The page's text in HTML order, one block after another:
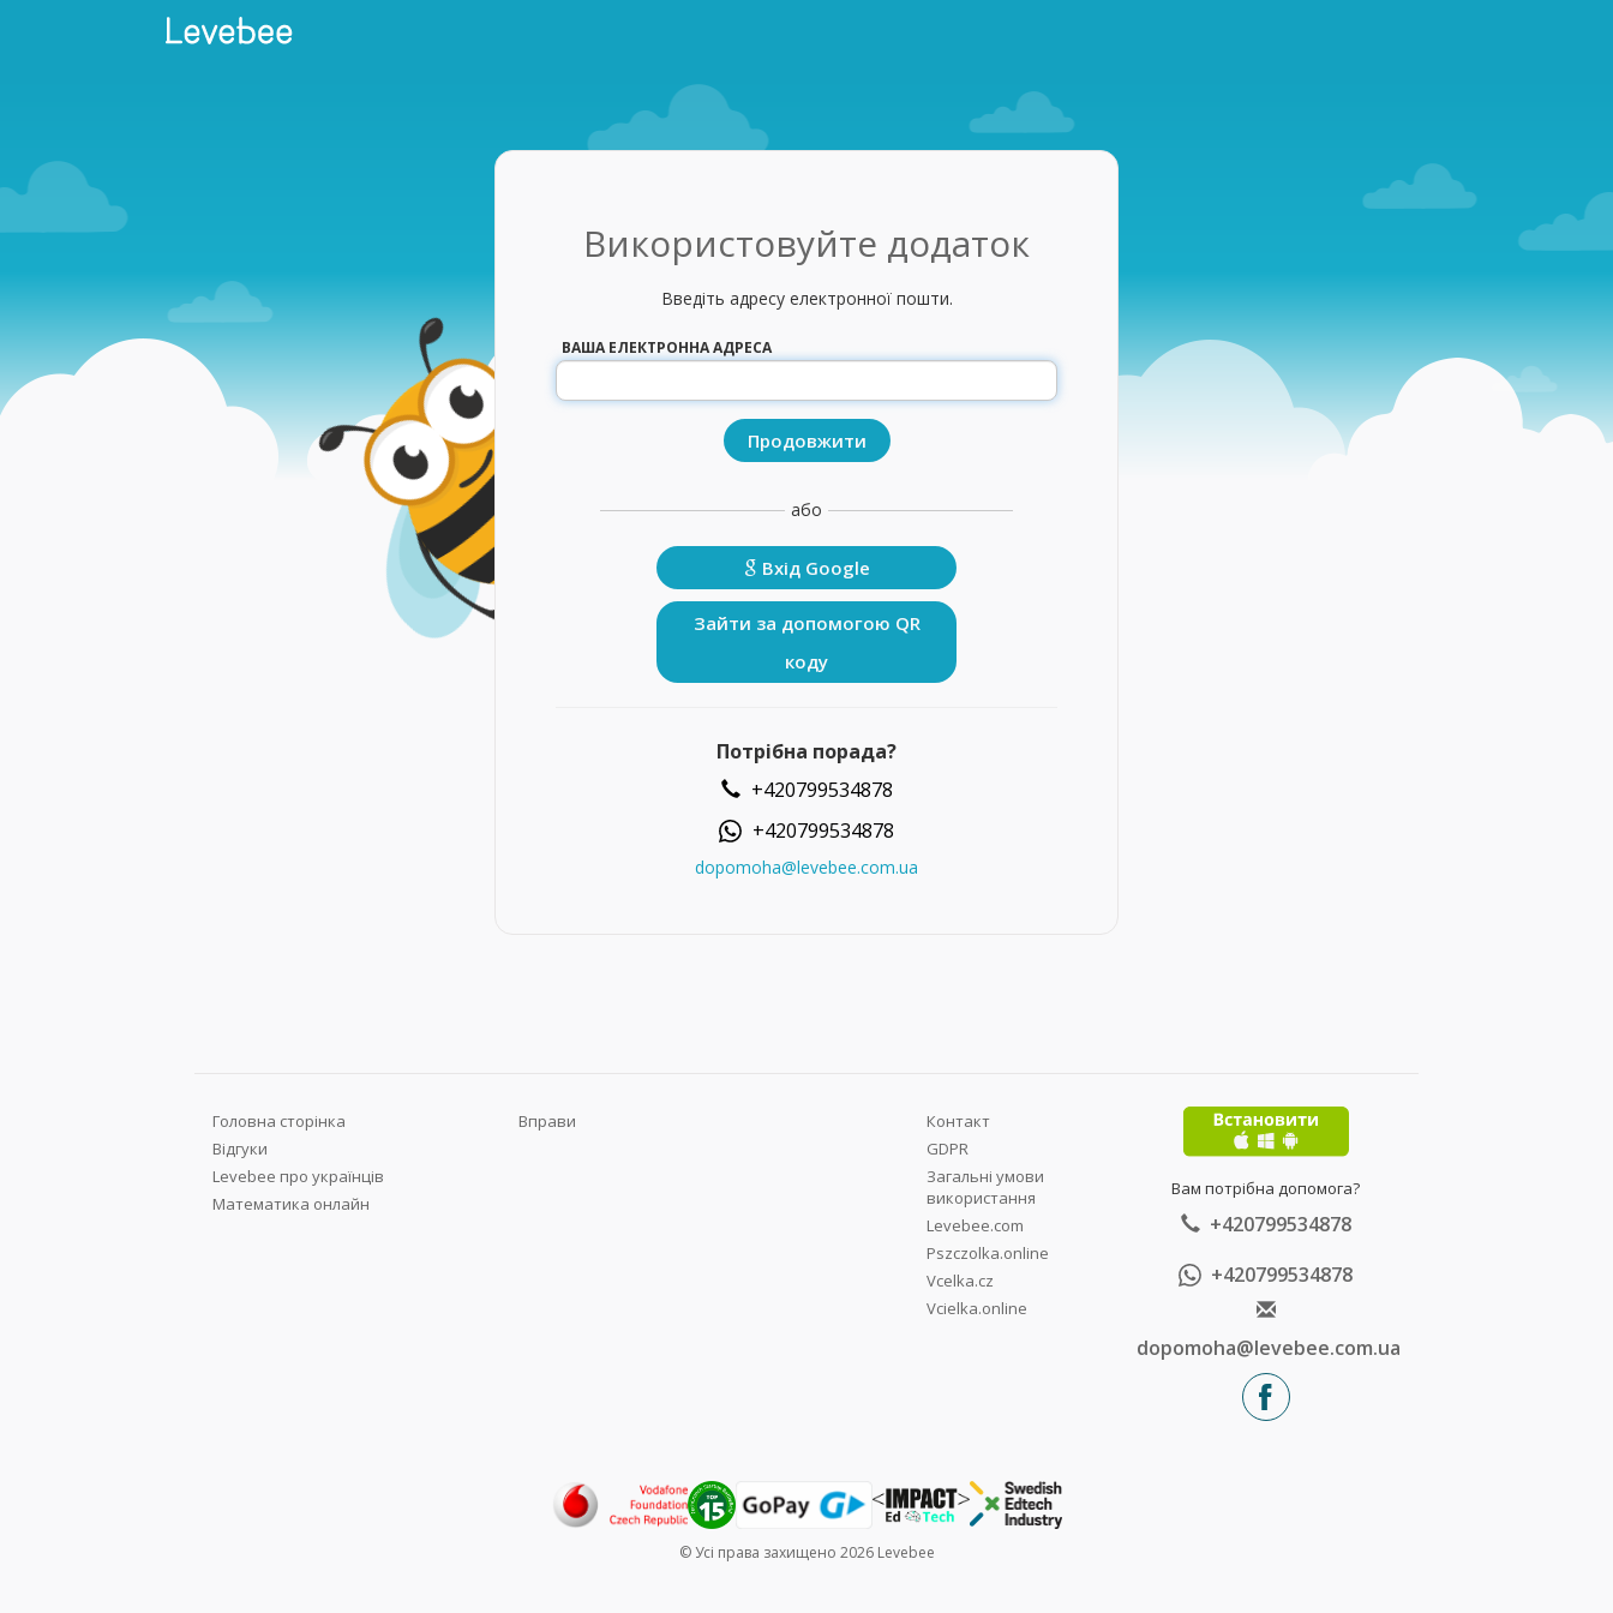
Використовуйте додаток
Введіть адресу електронної пошти.
ВАША ЕЛЕКТРОННА АДРЕСА
або
Вхід Google
Зайти за допомогою QR
коду
Потрібна порада?
+420799534878
+420799534878
dopomoha@levebee.com.ua
Головна сторінка
Відгуки
Levebee про українців
Математика онлайн
Вправи
Контакт
GDPR
Загальні умови
використання
Levebee.com
Pszczolka.online
Vcelka.cz
Vcielka.online
Вам потрібна допомога?
+420799534878
+420799534878
dopomoha@levebee.com.ua
© Усі права захищено 2026 Levebee